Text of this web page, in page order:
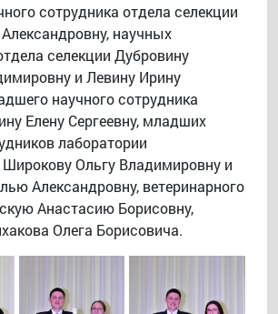
сотрудника отдела селекции
научных
селекции Дубровину
и Левину Ирину
научного сотрудника
Елену Сергеевну, младших
лаборатории
Широкову Ольгу Владимировну и
Александровну, ветеринарного
Анастасию Борисовну,
Олега Борисовича.